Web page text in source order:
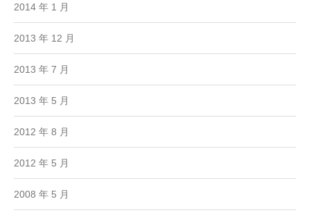
2014 年 1 月
2013 年 12 月
2013 年 7 月
2013 年 5 月
2012 年 8 月
2012 年 5 月
2008 年 5 月